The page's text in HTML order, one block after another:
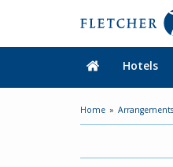
Hotels
Home Arrangements